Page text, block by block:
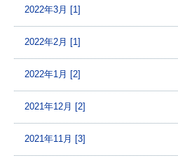
2022年3月 [1]
2022年2月 [1]
2022年1月 [2]
2021年12月 [2]
2021年11月 [3]